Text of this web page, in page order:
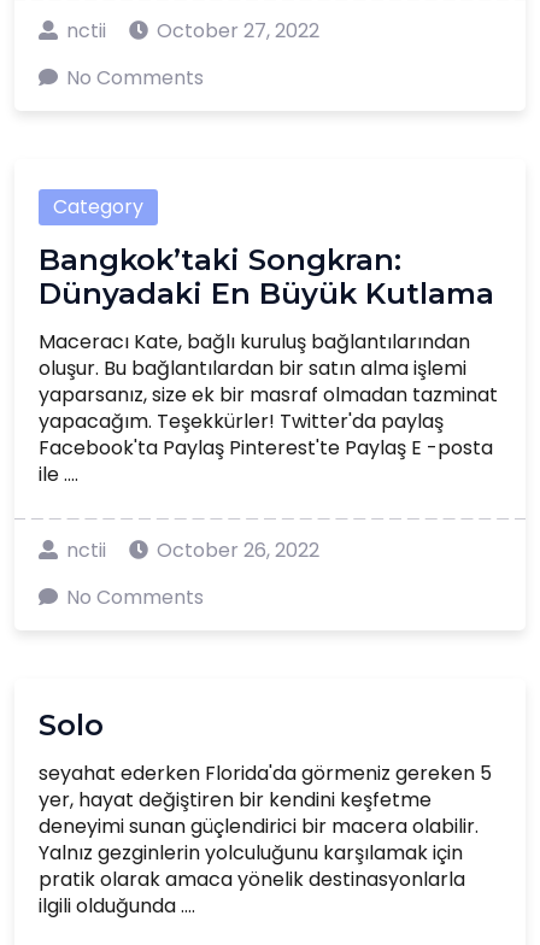
nctii
October 27, 2022
No Comments
Category
Bangkok’taki Songkran:
Dünyadaki En Büyük Kutlama
Maceracı Kate, bağlı kuruluş bağlantılarından
oluşur. Bu bağlantılardan bir satın alma işlemi
yaparsanız, size ek bir masraf olmadan tazminat
yapacağım. Teşekkürler! Twitter'da paylaş
Facebook'ta Paylaş Pinterest'te Paylaş E -posta
ile ....
nctii
October 26, 2022
No Comments
Solo
seyahat ederken Florida'da görmeniz gereken 5
yer, hayat değiştiren bir kendini keşfetme
deneyimi sunan güçlendirici bir macera olabilir.
Yalnız gezginlerin yolculuğunu karşılamak için
pratik olarak amaca yönelik destinasyonlarla
ilgili olduğunda ....